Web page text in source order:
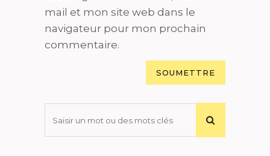
mail et mon site web dans le
navigateur pour mon prochain
commentaire.